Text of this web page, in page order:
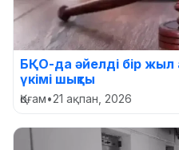
БҚО-да әйелді бір
үкімі шықты
Қоғам•21 ақпан, 2026